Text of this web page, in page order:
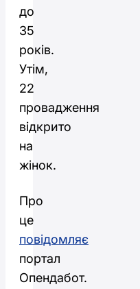
до
35
років.
Утім,
22
провадження
відкрито
на
жінок.
Про
це
повідомляє
портал
Опендабот.